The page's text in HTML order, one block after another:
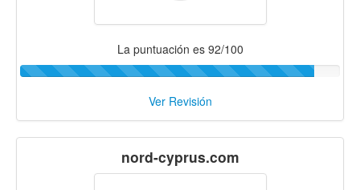
La puntuación es 92/100
Ver Revisión
nord-cyprus.com